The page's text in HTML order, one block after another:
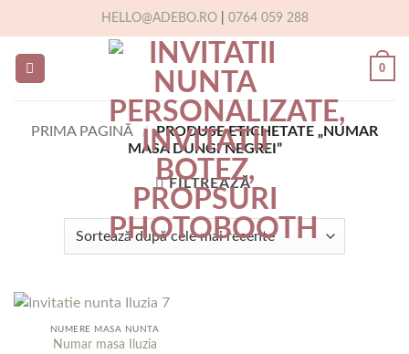
content
HELLO@ADEBO.RO| 0764 059 288
0
PRIMA PAGINĂ / PRODUSE ETICHETATE „NUMAR
MASA DUNGI NEGREI”
FILTREAZĂ
NUMERE MASA NUNTA
Numar masa Iluzia